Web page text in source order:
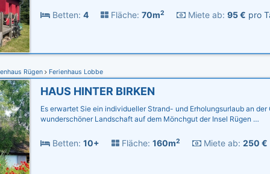
Betten: 4 Fläche: 70m2 Miete ab: 95 € pro
Rügen Ferienhaus Lobbe
HAUS HINTER BIRKEN
Es erwartet Sie ein individueller Strand- und Erholungsurlaub an der
wunderschöner Landschaft auf dem Mönchgut der Insel Rügen …
Betten: 10+ Fläche: 160m2 Miete ab: 250 €